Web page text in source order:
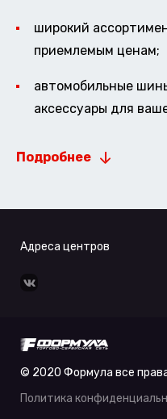
широкий
приемлемым ценам;
автомобильные
аксессуары для
Подробнее
Адреса центров
© 2020 Формула все
Политика